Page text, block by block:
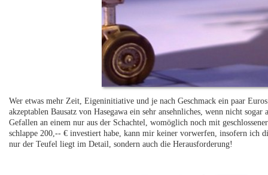
Wer etwas mehr Zeit, Eigeninitiative und je nach Geschmack ein paar
akzeptablen Bausatz von Hasegawa ein sehr ansehnliches, wenn nicht
Gefallen an einem nur aus der Schachtel, womöglich noch mit
schlappe 200,-- € investiert habe, kann mir keiner vorwerfen, insofern ich
nur der Teufel liegt im Detail, sondern auch die Herausforderung!